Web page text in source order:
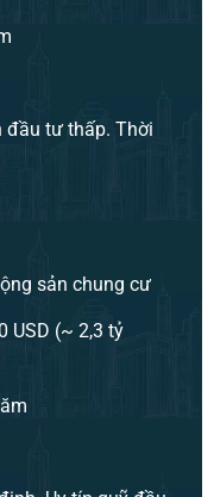
đầu tư thấp. Thời
sản chung cư
USD (~ 2,3 tỷ